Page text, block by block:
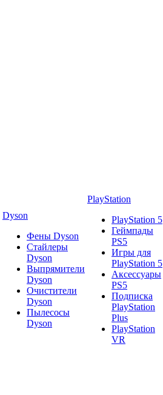
Dyson
Фены Dyson
Стайлеры
Dyson
Выпрямители
Dyson
Очистители
Dyson
Пылесосы
Dyson
PlayStation
PlayStation 5
Геймпады
PS5
Игры для
PlayStation 5
Аксессуары
PS5
Подписка
PlayStation
Plus
PlayStation
VR